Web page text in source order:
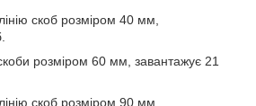
скоб розміром 40 мм,
розміром 60 мм, завантажує 21
скоб розміром 90 мм,